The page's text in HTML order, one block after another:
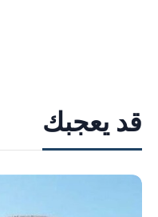
قد يعجبك